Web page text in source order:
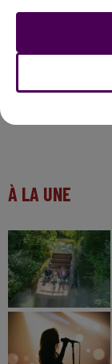
À LA UNE